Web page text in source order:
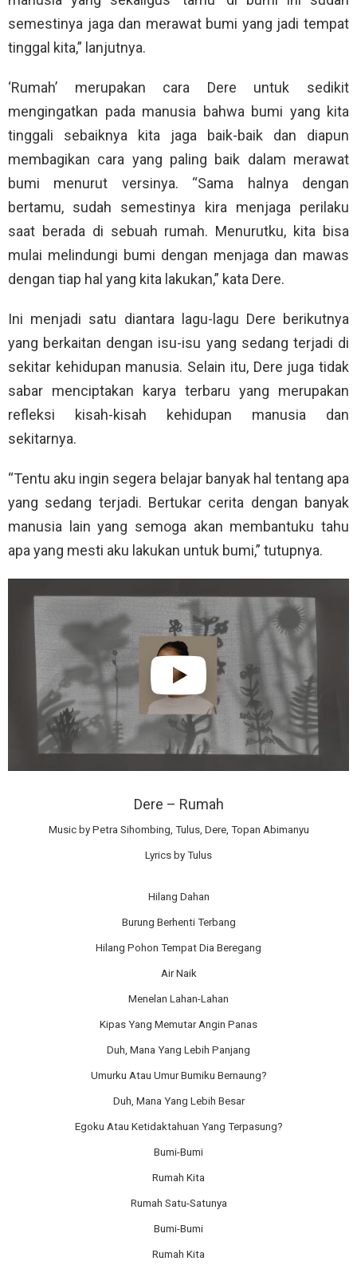
semestinya jaga dan merawat bumi yang jadi tempat
tinggal kita,” lanjutnya.
‘Rumah’ merupakan cara Dere untuk sedikit
mengingatkan pada manusia bahwa bumi yang kita
tinggali sebaiknya kita jaga baik-baik dan diapun
membagikan cara yang paling baik dalam merawat
bumi menurut versinya. “Sama halnya dengan
bertamu, sudah semestinya kira menjaga perilaku
saat berada di sebuah rumah. Menurutku, kita bisa
mulai melindungi bumi dengan menjaga dan mawas
dengan tiap hal yang kita lakukan,” kata Dere.
Ini menjadi satu diantara lagu-lagu Dere berikutnya
yang berkaitan dengan isu-isu yang sedang terjadi di
sekitar kehidupan manusia. Selain itu, Dere juga tidak
sabar menciptakan karya terbaru yang merupakan
refleksi kisah-kisah kehidupan manusia dan
sekitarnya.
“Tentu aku ingin segera belajar banyak hal tentang apa
yang sedang terjadi. Bertukar cerita dengan banyak
manusia lain yang semoga akan membantuku tahu
apa yang mesti aku lakukan untuk bumi,” tutupnya.
Dere – Rumah
Music by Petra Sihombing, Tulus, Dere, Topan Abimanyu
Lyrics by Tulus
Hilang Dahan
Burung Berhenti Terbang
Hilang Pohon Tempat Dia Beregang
Air Naik
Menelan Lahan-Lahan
Kipas Yang Memutar Angin Panas
Duh, Mana Yang Lebih Panjang
Umurku Atau Umur Bumiku Bernaung?
Duh, Mana Yang Lebih Besar
Egoku Atau Ketidaktahuan Yang Terpasung?
Bumi-Bumi
Rumah Kita
Rumah Satu-Satunya
Bumi-Bumi
Rumah Kita